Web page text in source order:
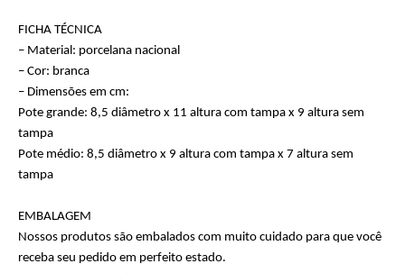
FICHA TÉCNICA
– Material: porcelana nacional
– Cor: branca
– Dimensões em cm:
Pote grande: 8,5 diâmetro x 11 altura com tampa x 9 altura sem
tampa
Pote médio: 8,5 diâmetro x 9 altura com tampa x 7 altura sem
tampa
EMBALAGEM
Nossos produtos são embalados com muito cuidado para que você
receba seu pedido em perfeito estado.